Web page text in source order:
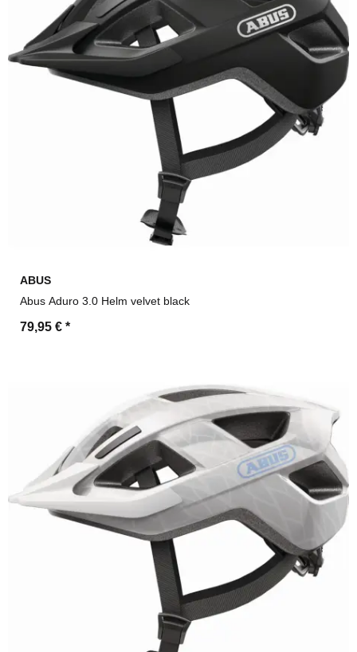
ABUS
Abus Aduro 3.0 Helm velvet black
79,95 € *